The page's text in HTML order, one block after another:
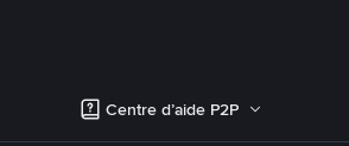
Centre d’aide P2P